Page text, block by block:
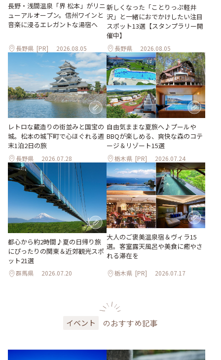
長野・浅間温泉「界 松本」がリニ
ューアルオープン。信州ワインと
音楽に浸るエレガントな湯宿へ
長野県 [PR] 2026.08.05
新しくなった「ことりっぷ軽井
沢」と一緒におでかけしたい注目
スポット13選【スタンプラリー開
催中】
長野県 2026.08.05
レトロな蔵造りの街並みと国宝の
城。松本の城下町で心ほぐれる週
末1泊2日の旅
長野県 2026.07.28
自由気ままな夏旅へ♪プールや
BBQが楽しめる、爽快な森のコテ
ージ＆リゾート15選
栃木県 [PR] 2026.07.24
都心から約2時間♪夏の日帰り旅
にぴったりの関東＆近郊観光スポ
ット21選
群馬県 2026.07.20
大人のご褒美温泉宿＆ヴィラ15
選。客室露天風呂や美食に癒やさ
れる滞在を
栃木県 [PR] 2026.07.17
イベント のおすすめ記事